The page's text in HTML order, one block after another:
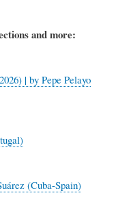
and more:
| by Pepe Pelayo
(Cuba-Spain)